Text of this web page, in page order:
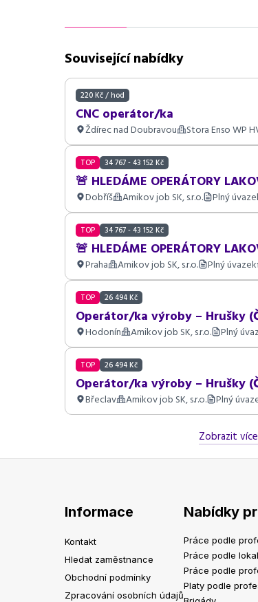
Související nabídky
220 Kč / hod
CNC operátor/ka
Ždírec nad Doubravou Stora Enso WP
TOP 34 767 - 43 152 Kč
🚨 HLEDÁME OPERÁTORY
Dobříš Amikov job SK, s.r.o. Plný
TOP 34 767 - 43 152 Kč
🚨 HLEDÁME OPERÁTORY
Praha Amikov job SK, s.r.o. Plný úvazek
TOP 26 494 Kč
Operátor/ka výroby – Hrušky
Hodonín Amikov job SK, s.r.o. Plný
TOP 26 494 Kč
Operátor/ka výroby – Hrušky
Břeclav Amikov job SK, s.r.o. Plný
Zobrazit
Informace
Kontakt
Hledat zaměstnance
Obchodní podmínky
Zpracování osobních údajů
Nabídky
Práce podle
Práce podle
Práce podle
Platy podle